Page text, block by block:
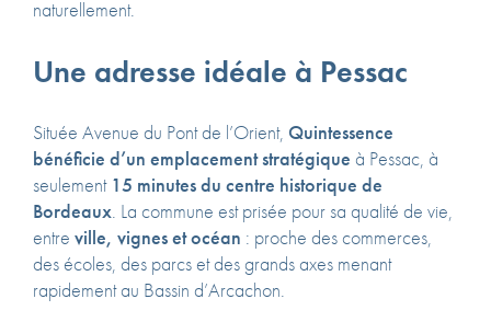
naturellement.
Une adresse idéale à Pessac
Située Avenue du Pont de l’Orient, Quintessence
bénéficie d’un emplacement stratégique à Pessac, à
seulement 15 minutes du centre historique de
Bordeaux. La commune est prisée pour sa qualité de vie,
entre ville, vignes et océan : proche des commerces,
des écoles, des parcs et des grands axes menant
rapidement au Bassin d’Arcachon.